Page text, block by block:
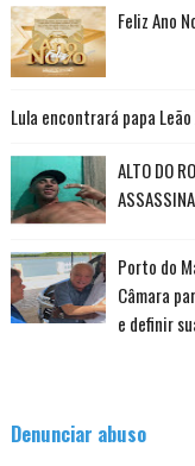
Feliz Ano
Lula encontrará papa
ALTO DO
Porto do
Câmara
e definir
Denunciar abuso